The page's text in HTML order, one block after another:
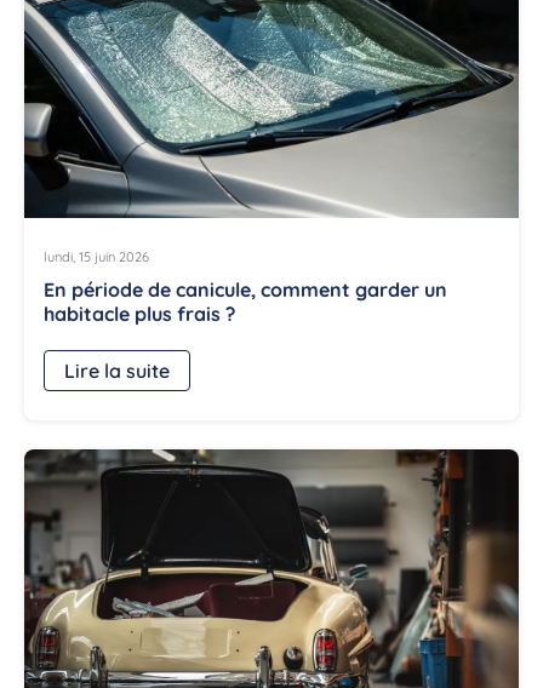
lundi, 15 juin 2026
En période de canicule, comment garder un
habitacle plus frais ?
Lire la suite